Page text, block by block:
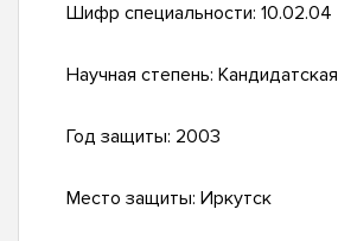
Шифр специальности: 10.02.04
Научная степень: Кандидатская
Год защиты: 2003
Место защиты: Иркутск